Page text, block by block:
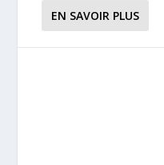
EN SAVOIR PLUS